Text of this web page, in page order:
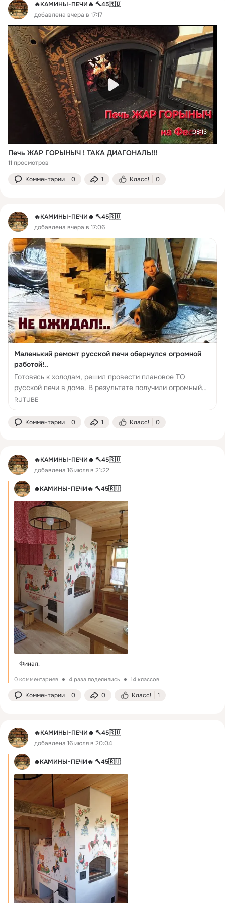
🔥КАМИНЫ-ПЕЧИ🔥 🔨45🇷🇺
добавлена вчера в 17:17
08:13
Печь ЖАР ГОРЫНЫЧ ! ТАКА ДИАГОНАЛЬ!!!
11 просмотров
Комментарии 0 1 Класс! 0
🔥КАМИНЫ-ПЕЧИ🔥 🔨45🇷🇺
добавлена вчера в 17:06
Маленький ремонт русской печи обернулся огромной
работой!..
Готовясь к холодам, решил провести плановое ТО
русской печи в доме. В результате получили огромный
объем незапланированной работы!.. Наш основной канал
RUTUBE
Комментарии 0 1 Класс! 0
🔥КАМИНЫ-ПЕЧИ🔥 🔨45🇷🇺
добавлена 16 июля в 21:22
🔥КАМИНЫ-ПЕЧИ🔥 🔨45🇷🇺
Финал.
0 комментариев 4 раза поделились 14 классов
Комментарии 0 0 Класс! 1
🔥КАМИНЫ-ПЕЧИ🔥 🔨45🇷🇺
добавлена 16 июля в 20:04
🔥КАМИНЫ-ПЕЧИ🔥 🔨45🇷🇺